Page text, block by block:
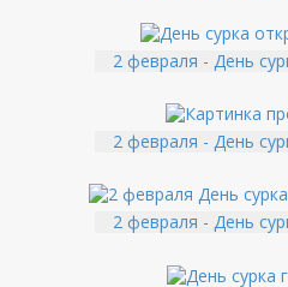
2 февраля - День
2 февраля - День
2 февраля - День